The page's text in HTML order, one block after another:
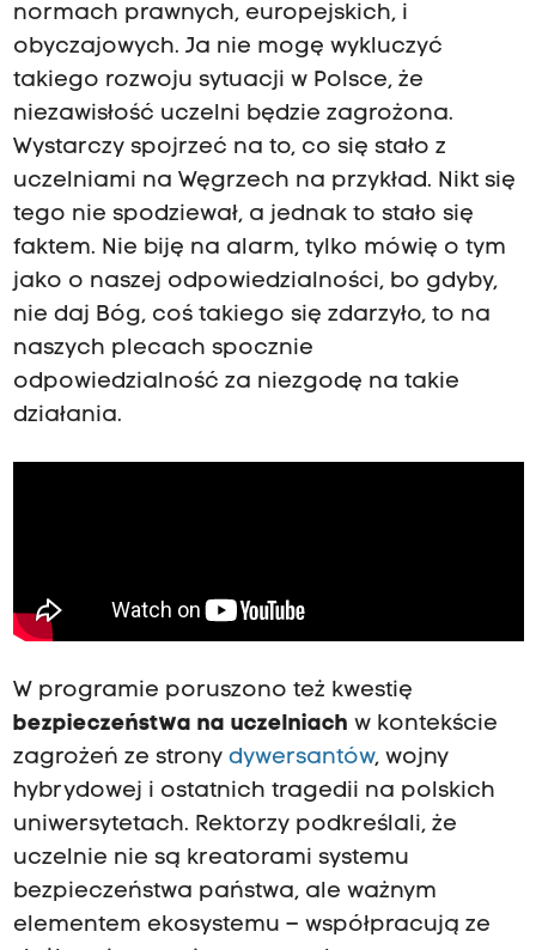
normach prawnych, europejskich, i
obyczajowych. Ja nie mogę wykluczyć
takiego rozwoju sytuacji w Polsce, że
niezawisłość uczelni będzie zagrożona.
Wystarczy spojrzeć na to, co się stało z
uczelniami na Węgrzech na przykład. Nikt się
tego nie spodziewał, a jednak to stało się
faktem. Nie biję na alarm, tylko mówię o tym
jako o naszej odpowiedzialności, bo gdyby,
nie daj Bóg, coś takiego się zdarzyło, to na
naszych plecach spocznie
odpowiedzialność za niezgodę na takie
działania.
W programie poruszono też kwestię
bezpieczeństwa na uczelniach w kontekście
zagrożeń ze strony dywersantów, wojny
hybrydowej i ostatnich tragedii na polskich
uniwersytetach. Rektorzy podkreślali, że
uczelnie nie są kreatorami systemu
bezpieczeństwa państwa, ale ważnym
elementem ekosystemu – współpracują ze